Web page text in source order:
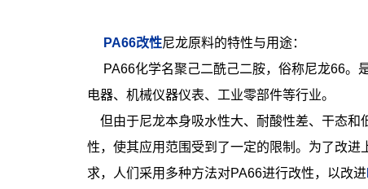
PA66改性尼龙原料的特性与用途：
PA66化学名聚己二酰己二胺，俗称尼龙66。
电器、机械仪器仪表、工业零部件等行业。
但由于尼龙本身吸水性大、耐酸性差、干态和
性，使其应用范围受到了一定的限制。为了改
求，人们采用多种方法对PA66进行改性，以改进